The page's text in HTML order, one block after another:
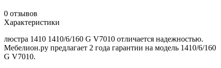
0 отзывов
Характеристики
люстра 1410 1410/6/160 G V7010 отличается надежностью.
Мебелион.ру предлагает 2 года гарантии на модель 1410/6/160
G V7010.